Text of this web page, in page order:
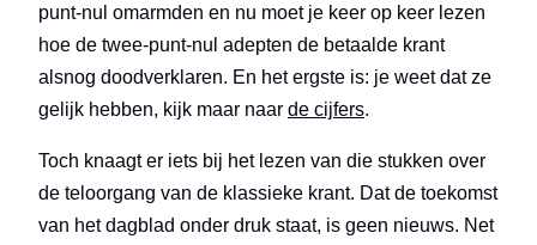
punt-nul omarmden en nu moet je keer op keer lezen
hoe de twee-punt-nul adepten de betaalde krant
alsnog doodverklaren. En het ergste is: je weet dat ze
gelijk hebben, kijk maar naar de cijfers.
Toch knaagt er iets bij het lezen van die stukken over
de teloorgang van de klassieke krant. Dat de toekomst
van het dagblad onder druk staat, is geen nieuws. Net